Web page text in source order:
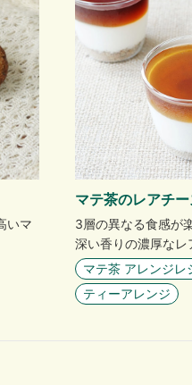
いマ
マテ茶のレアチ
3層の異なる食感が
深い香りの濃厚な
マテ茶 アレンジレ
ティーアレンジ